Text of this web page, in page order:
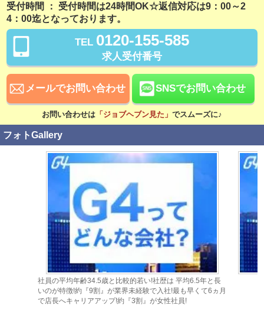
勤務開始日相談可
資格手当あり
社会保険完備
寮・社宅あり 研修あり
未経験可 経験者歓迎
中･高齢者歓迎 シニア歓迎
女性歓迎 女性活躍中
大学生歓迎 主婦・主夫歓迎
即日勤務可 掛け持ち可
受付時間 ： 受付時間は24時間OK☆返信対応は9：00～2
4：00迄となっております。
TEL 0120-155-585
求人受付番号
メールでお問い合わせ SNSでお問い合わせ
お問い合わせは 「ジョブヘブン見た」 でスムーズに♪
フォトGallery
社員の平均年齢34.5歳と比較的若い!社歴は 平均6.5年と長
いのが特徴!約『9割』が業界未経験で入社!最も早くて6ヵ月
で店長へキャリアアップ!約『3割』が女性社員!